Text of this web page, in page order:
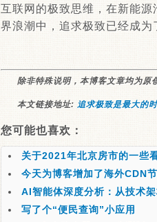
互联网的极致思维，在新能
界浪潮中，追求极致已经成为
除非特殊说明，本博客文章均为原
本文链接地址: 追求极致是最大的
您可能也喜欢：
关于2021年北京房市的一些
今天为博客增加了海外CDN
AI智能体深度分析：从技术
写了个“便民查询”小应用